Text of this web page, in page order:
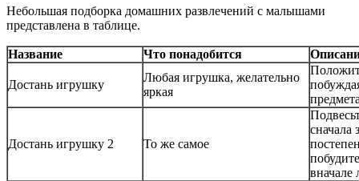
Небольшая подборка домашних развлечений с малышами
представлена в таблице.
Название Что понадобится
Достань игрушку
Любая игрушка, желательно
яркая
Достань игрушку 2 То же самое
вначале